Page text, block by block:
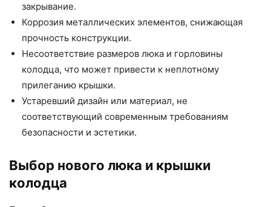
закрывание.
Коррозия металлических элементов, снижающая
прочность конструкции.
Несоответствие размеров люка и горловины
колодца, что может привести к неплотному
прилеганию крышки.
Устаревший дизайн или материал, не
соответствующий современным требованиям
безопасности и эстетики.
Выбор нового люка и крышки
колодца